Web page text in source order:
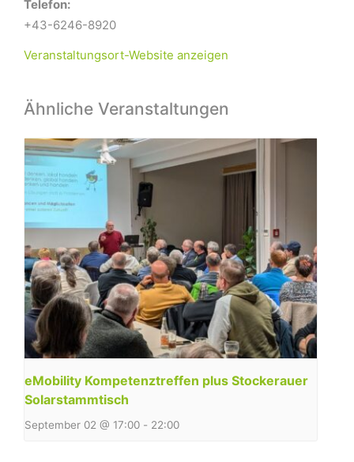
Telefon:
+43-6246-8920
Veranstaltungsort-Website anzeigen
Ähnliche Veranstaltungen
eMobility Kompetenztreffen plus Stockerauer
Solarstammtisch
September 02 @ 17:00 - 22:00